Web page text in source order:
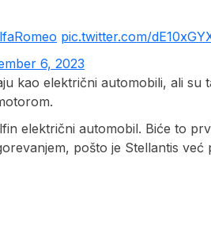
pic.twitter.com/
6, 2023
kao električni automobili, ali su
električni automobil. Biće to
pošto je Stellantis već